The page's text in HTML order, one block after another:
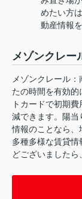
めたい方
動産情報
メゾンクレー
メゾンクレール
たの時間を有効
トカードで初期
減できます。陽当
情報のことなら、
多種多様な賃貸
どございましたら